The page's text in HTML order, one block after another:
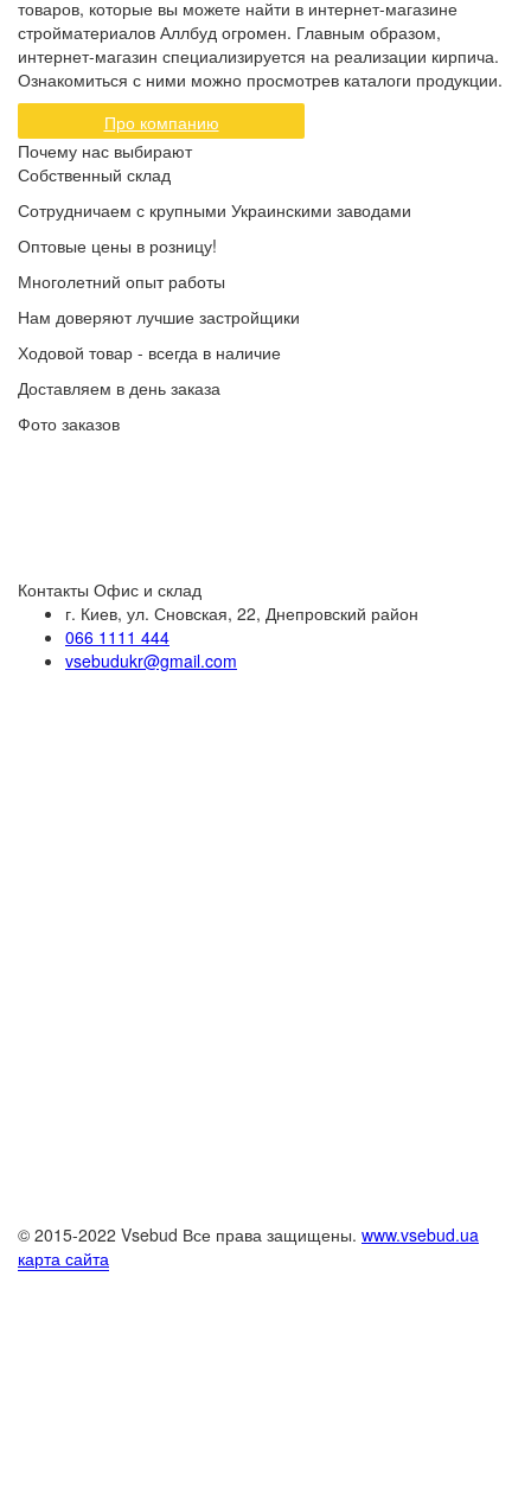
товаров, которые вы можете найти в интернет-магазине
стройматериалов Аллбуд огромен. Главным образом,
интернет-магазин специализируется на реализации кирпича.
Ознакомиться с ними можно просмотрев каталоги продукции.
Про компанию
Почему нас выбирают
Собственный склад
Сотрудничаем с крупными Украинскими заводами
Оптовые цены в розницу!
Многолетний опыт работы
Нам доверяют лучшие застройщики
Ходовой товар - всегда в наличие
Доставляем в день заказа
Фото заказов
Контакты Офис и склад
г. Киев, ул. Сновская, 22, Днепровский район
066 1111 444
vsebudukr@gmail.com
© 2015-2022 Vsebud Все права защищены. www.vsebud.ua
карта сайта